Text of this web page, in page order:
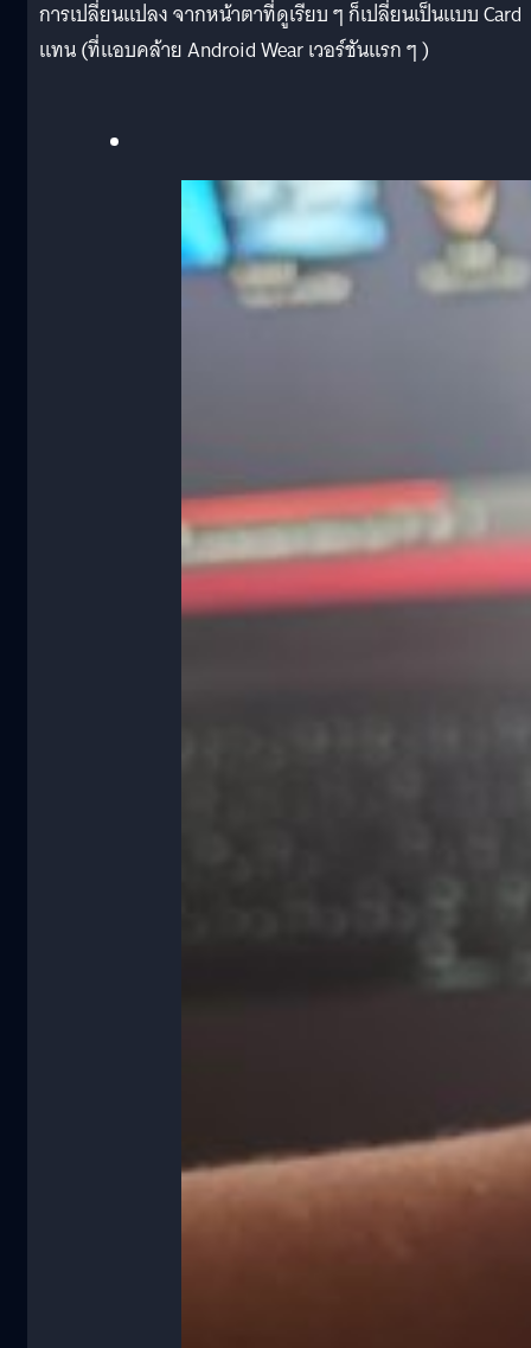
การเปลี่ยนแปลง จากหน้าตาที่ดูเรียบ ๆ ก็เปลี่ยนเป็นแบบ Card
แทน (ที่แอบคล้าย Android Wear เวอร์ชันแรก ๆ )